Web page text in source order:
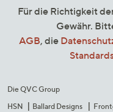
Für die Richtigkeit
Gewähr.
AGB, die
Die QVC Group
HSN
Ballard Designs